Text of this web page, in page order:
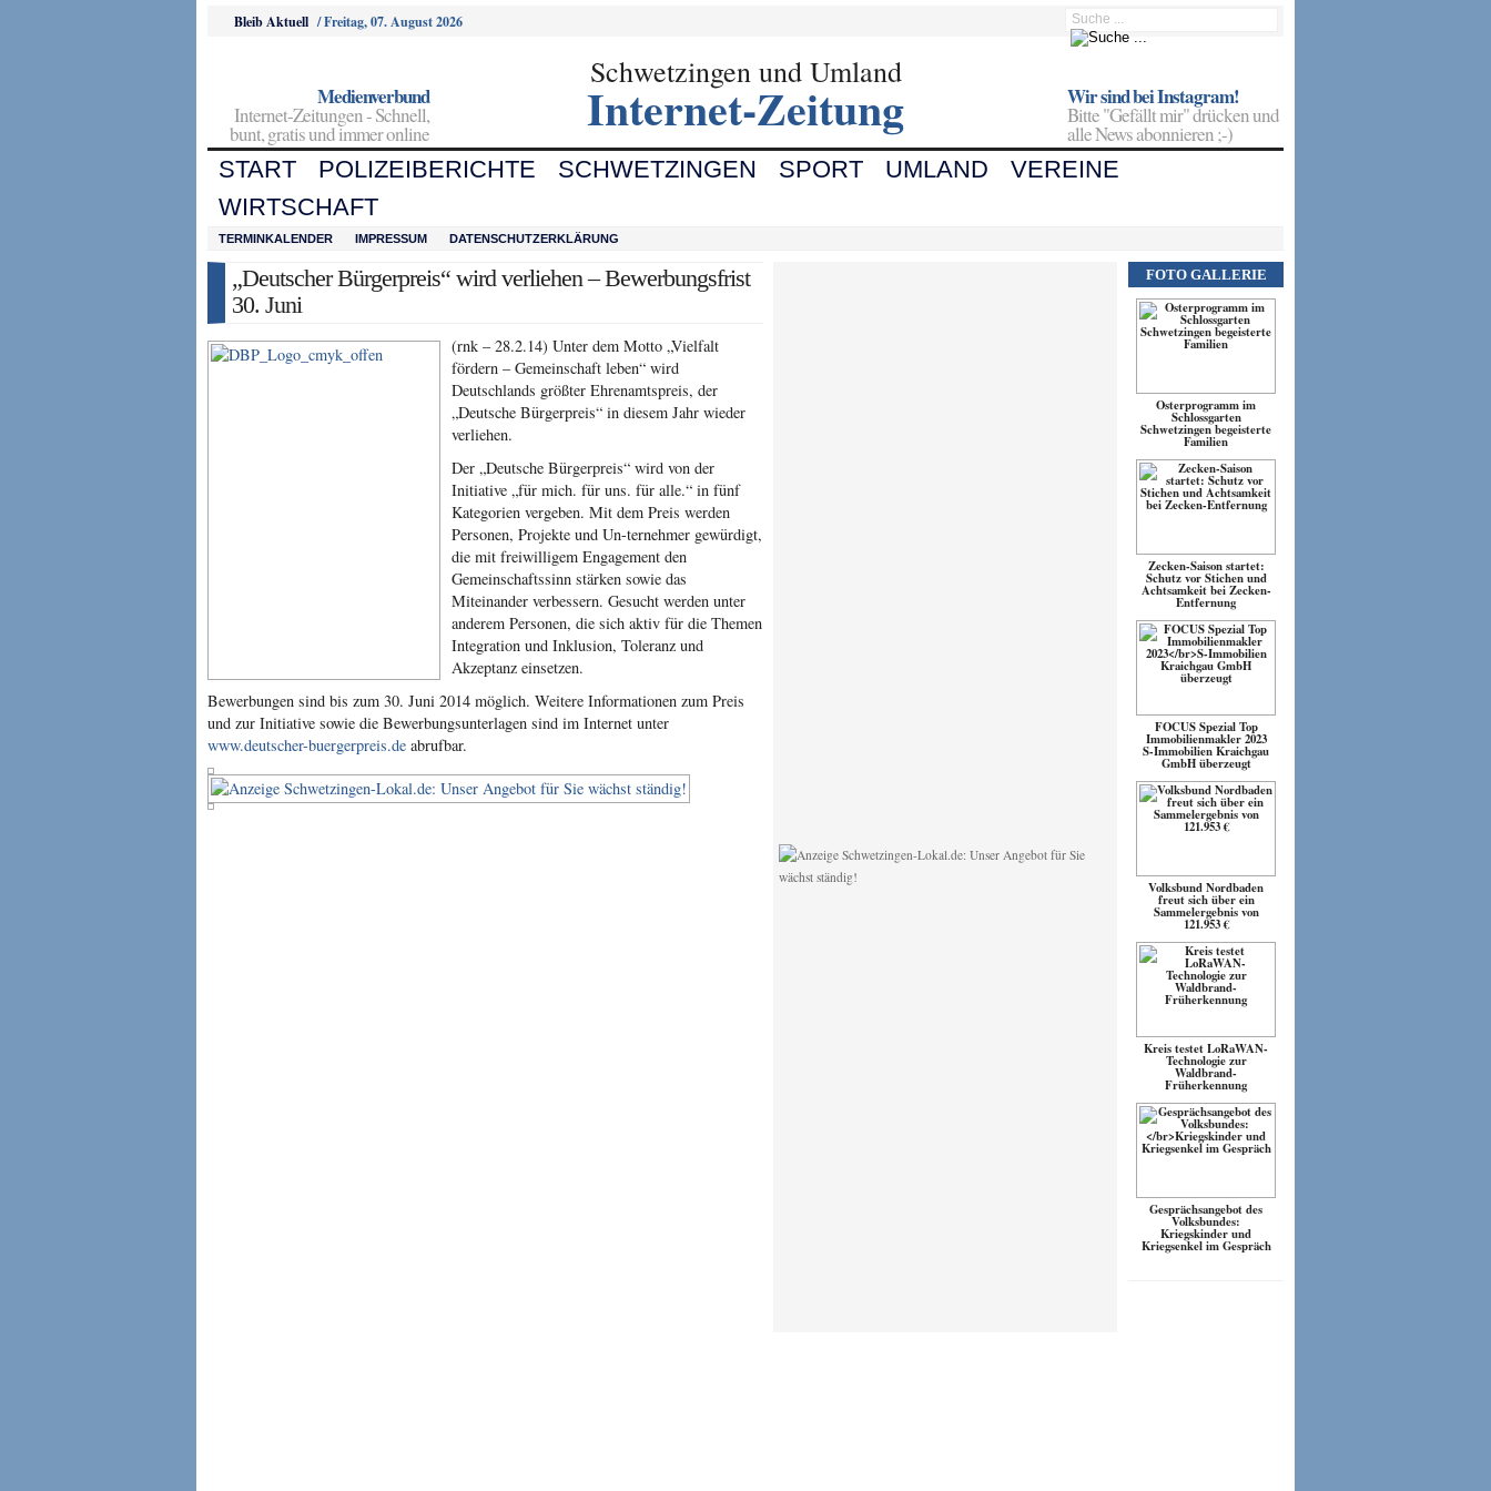
Bleib Aktuell /Freitag, 07. August 2026
Medienverbund
Internet-Zeitungen - Schnell,
bunt, gratis und immer online
Schwetzingen und Umland
Internet-Zeitung Wir sind bei Instagram!
Bitte "Gefällt mir" drücken und
alle News abonnieren ;-)
START POLIZEIBERICHTE SCHWETZINGEN SPORT UMLAND
VEREINE
WIRTSCHAFT
TERMINKALENDER IMPRESSUM DATENSCHUTZERKLÄRUNG
„Deutscher Bürgerpreis“ wird verliehen – Bewerbungsfrist
30. Juni
(rnk – 28.2.14) Unter dem Motto „Vielfalt
fördern – Gemeinschaft leben“ wird
Deutschlands größter Ehrenamtspreis, der
„Deutsche Bürgerpreis“ in diesem Jahr wieder
verliehen.
Der „Deutsche Bürgerpreis“ wird von der
Initiative „für mich. für uns. für alle.“ in fünf
Kategorien vergeben. Mit dem Preis werden
Personen, Projekte und Un-ternehmer gewürdigt,
die mit freiwilligem Engagement den
Gemeinschaftssinn stärken sowie das
Miteinander verbessern. Gesucht werden unter
anderem Personen, die sich aktiv für die Themen
Integration und Inklusion, Toleranz und
Akzeptanz einsetzen.
Bewerbungen sind bis zum 30. Juni 2014 möglich. Weitere Informationen zum Preis
und zur Initiative sowie die Bewerbungsunterlagen sind im Internet unter
www.deutscher-buergerpreis.de abrufbar.
FOTO GALLERIE
Osterprogramm im
Schlossgarten
Schwetzingen begeisterte
Familien
Zecken-Saison startet:
Schutz vor Stichen und
Achtsamkeit bei Zecken-
Entfernung
FOCUS Spezial Top
Immobilienmakler 2023
S-Immobilien Kraichgau
GmbH überzeugt
Volksbund Nordbaden
freut sich über ein
Sammelergebnis von
121.953 €
Kreis testet LoRaWAN-
Technologie zur
Waldbrand-
Früherkennung
Gesprächsangebot des
Volksbundes:
Kriegskinder und
Kriegsenkel im Gespräch